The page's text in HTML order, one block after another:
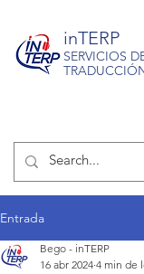
inTERP
SERVICIOS
Entrada
Bego - inTERP
16 abr 2024 4 min de